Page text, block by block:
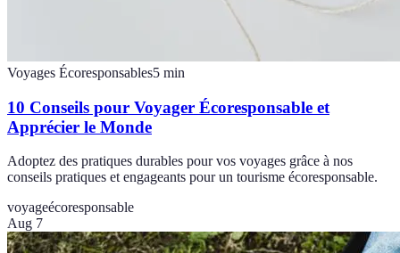
Voyages Écoresponsables5 min
10 Conseils pour Voyager Écoresponsable et
Apprécier le Monde
Adoptez des pratiques durables pour vos voyages grâce à nos
conseils pratiques et engageants pour un tourisme écoresponsable.
voyageécoresponsable
Aug 7